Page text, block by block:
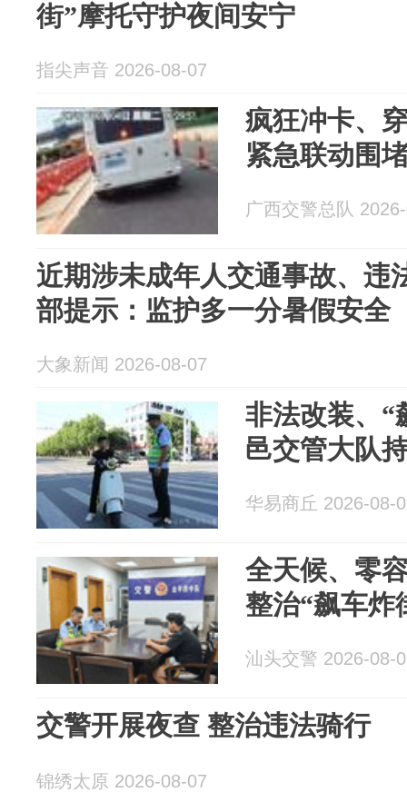
街”摩托守护夜间安宁
指尖声音 2026-08-07
疯狂冲卡、
紧急联动围
广西交警总队
近期涉未成年人交通事故、违
部提示：监护多一分暑假安全
大象新闻 2026-08-07
非法改装、“
邑交管大队
华易商丘 2026-08-
全天候、零
整治“飙车炸
汕头交警 2026-08-
交警开展夜查 整治违法骑行
锦绣太原 2026-08-07